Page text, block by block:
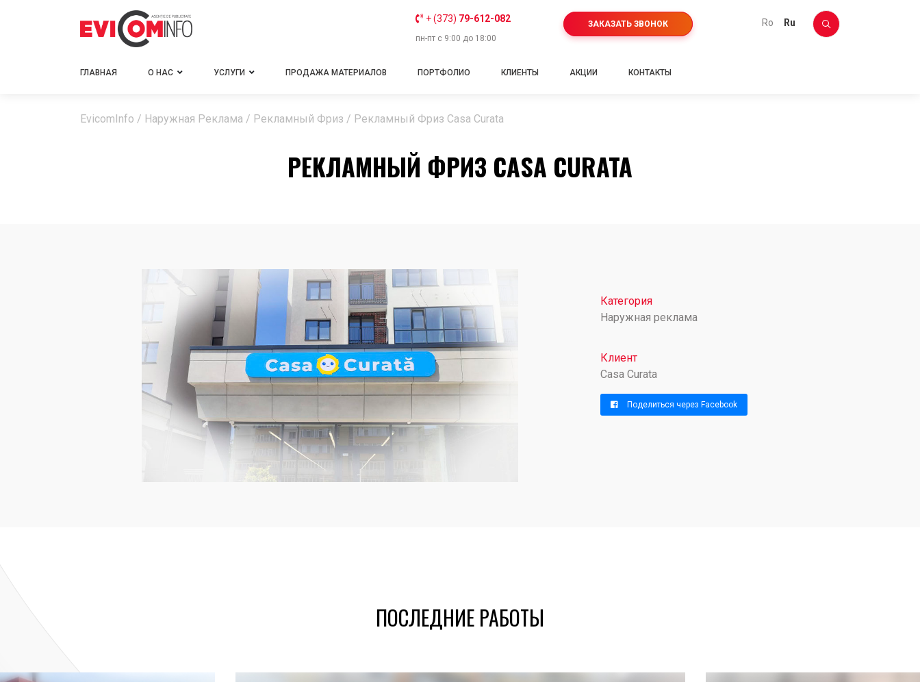
+ (373) 79-612-082
пн-пт с 9:00 до 18:00
ЗАКАЗАТЬ ЗВОНОК ro ru
ГЛАВНАЯ О НАС УСЛУГИ ПРОДАЖА МАТЕРИАЛОВ ПОРТФОЛИО КЛИЕНТЫ АКЦИИ КОНТАКТЫ
EvicomInfo / Наружная Реклама / Рекламный Фриз / Рекламный Фриз Casa Curata
РЕКЛАМНЫЙ ФРИЗ CASA CURATA
Категория
Наружная реклама
Клиент
Casa Curata
Поделиться через Facebook
ПОСЛЕДНИЕ РАБОТЫ